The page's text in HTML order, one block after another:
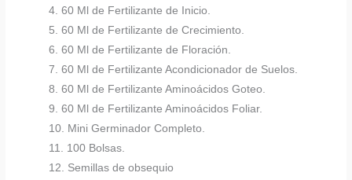
4. 60 Ml de Fertilizante de Inicio.
5. 60 Ml de Fertilizante de Crecimiento.
6. 60 Ml de Fertilizante de Floración.
7. 60 Ml de Fertilizante Acondicionador de Suelos.
8. 60 Ml de Fertilizante Aminoácidos Goteo.
9. 60 Ml de Fertilizante Aminoácidos Foliar.
10. Mini Germinador Completo.
11. 100 Bolsas.
12. Semillas de obsequio